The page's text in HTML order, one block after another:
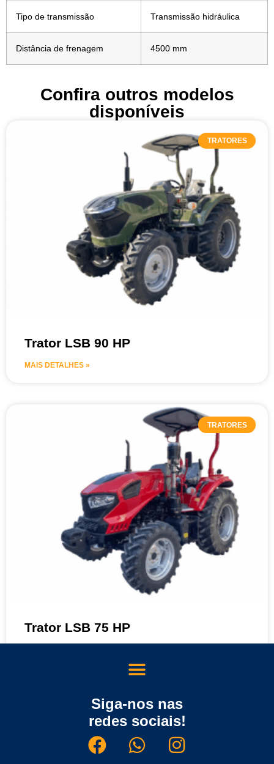
Tipo de transmissão Transmissão hidráulica
Distância de frenagem 4500 mm
Confira outros modelos
disponíveis
TRATORES
Trator LSB 90 HP
MAIS DETALHES »
TRATORES
Trator LSB 75 HP
Trator LSE(H) 50 HP
Siga-nos nas
redes sociais!